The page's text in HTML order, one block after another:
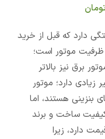
دارد که قبل از خرید
موتور است؛
برق نیز بالاتر
دارد؛ موتور
بنزینی هستند، اما
ساخت و برند
دارد، زیرا